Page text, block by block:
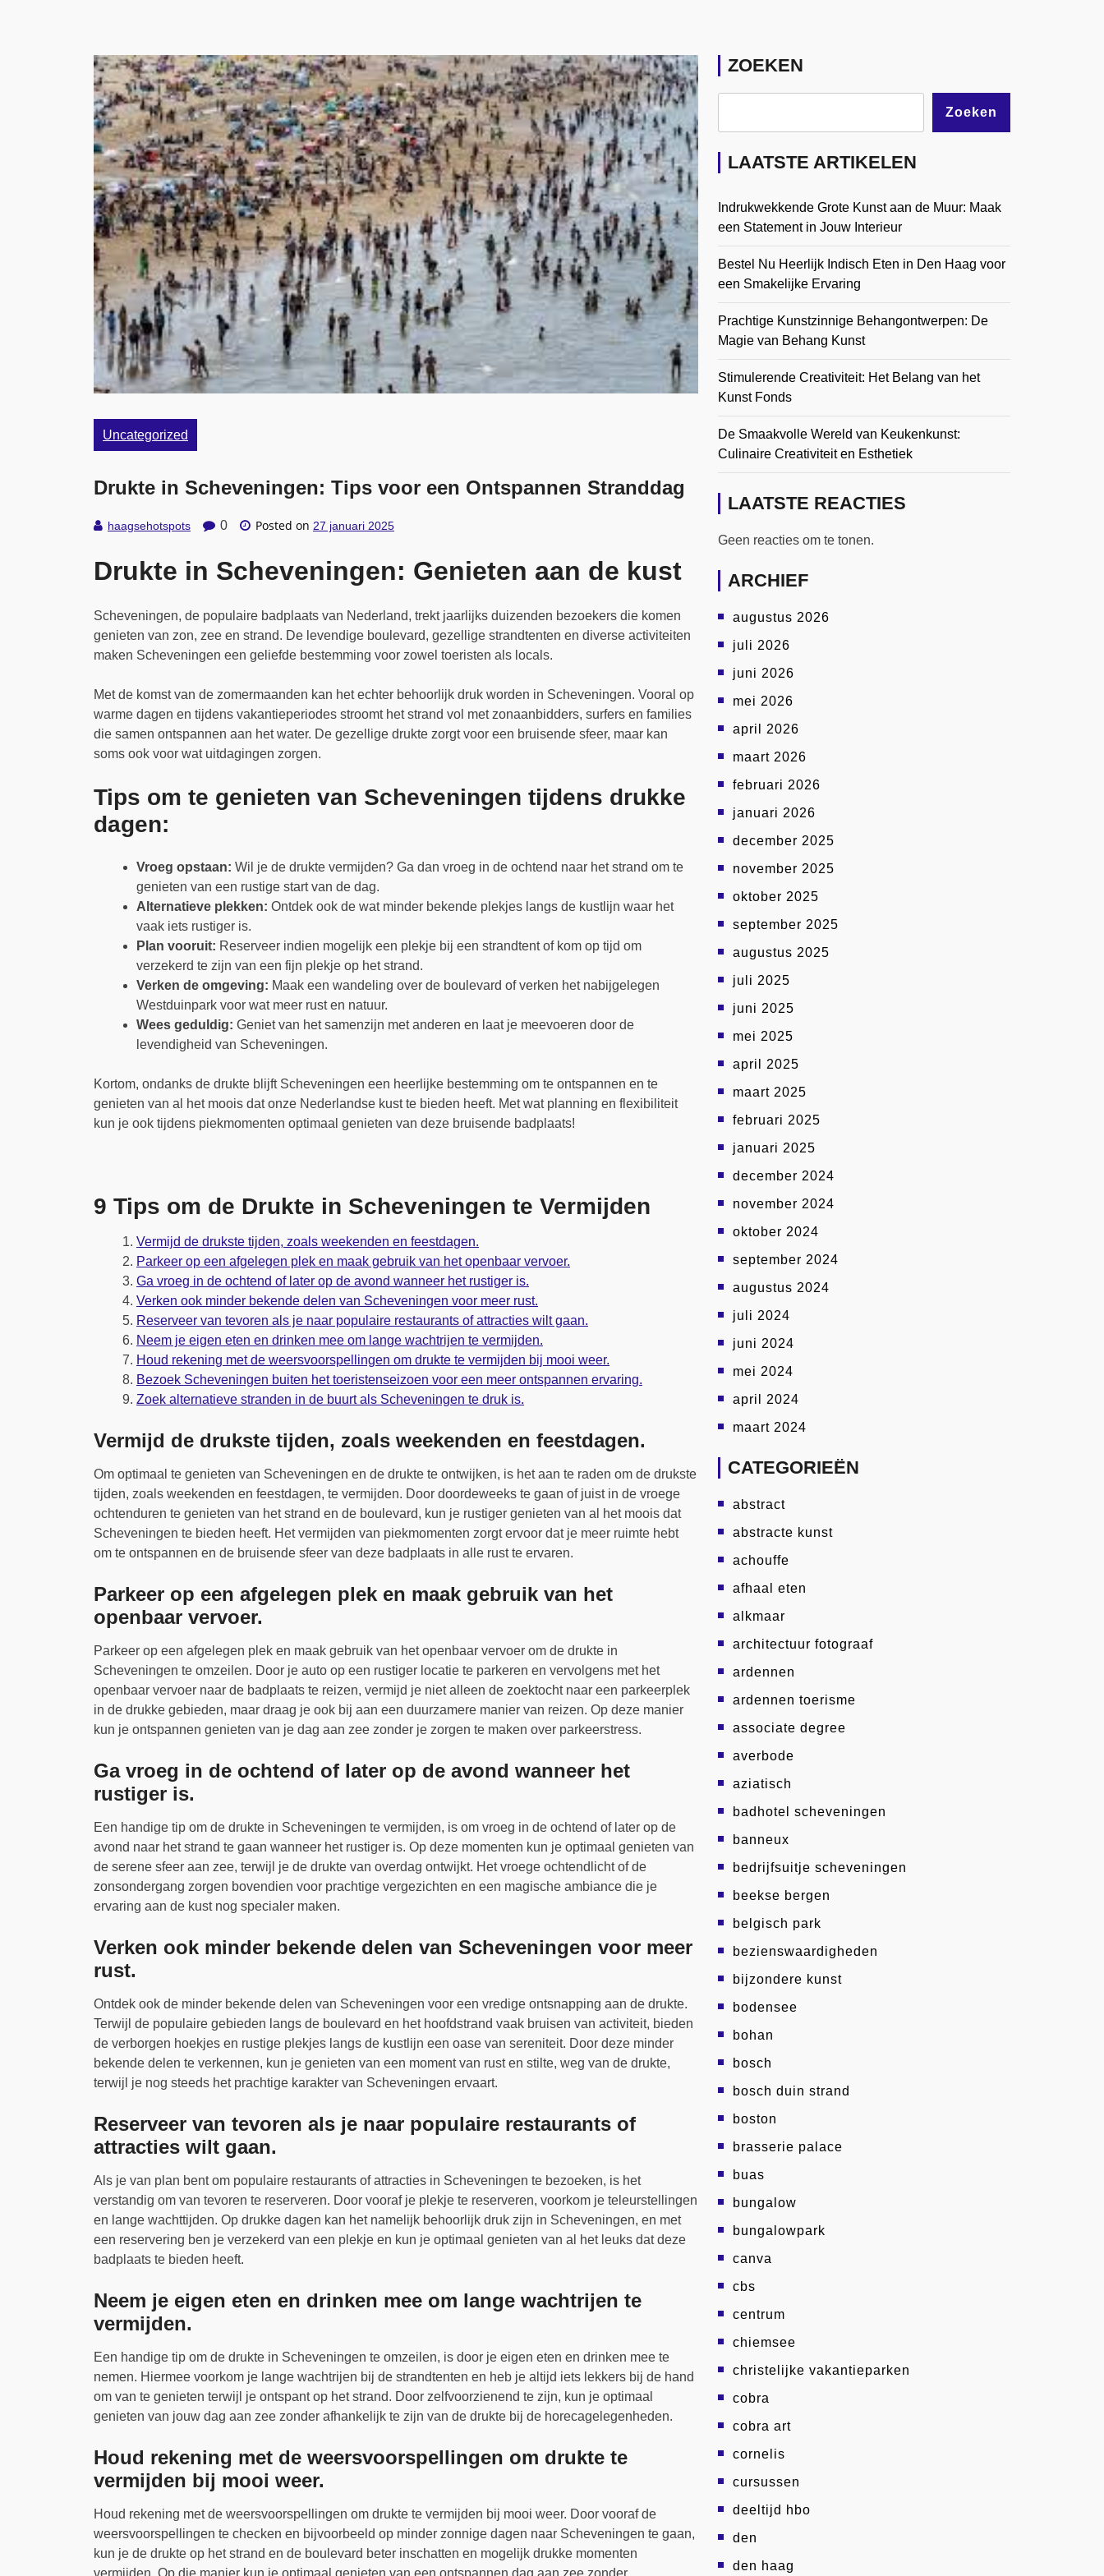
Uncategorized
Drukte in Scheveningen: Tips voor een Ontspannen Stranddag
haagsehotspots 0 Posted on 27 januari 2025
Drukte in Scheveningen: Genieten aan de kust
Scheveningen, de populaire badplaats van Nederland, trekt jaarlijks duizenden bezoekers die komen
genieten van zon, zee en strand. De levendige boulevard, gezellige strandtenten en diverse activiteiten
maken Scheveningen een geliefde bestemming voor zowel toeristen als locals.
Met de komst van de zomermaanden kan het echter behoorlijk druk worden in Scheveningen. Vooral op
warme dagen en tijdens vakantieperiodes stroomt het strand vol met zonaanbidders, surfers en families
die samen ontspannen aan het water. De gezellige drukte zorgt voor een bruisende sfeer, maar kan
soms ook voor wat uitdagingen zorgen.
Tips om te genieten van Scheveningen tijdens drukke
dagen:
Vroeg opstaan: Wil je de drukte vermijden? Ga dan vroeg in de ochtend naar het strand om te
genieten van een rustige start van de dag.
Alternatieve plekken: Ontdek ook de wat minder bekende plekjes langs de kustlijn waar het
vaak iets rustiger is.
Plan vooruit: Reserveer indien mogelijk een plekje bij een strandtent of kom op tijd om
verzekerd te zijn van een fijn plekje op het strand.
Verken de omgeving: Maak een wandeling over de boulevard of verken het nabijgelegen
Westduinpark voor wat meer rust en natuur.
Wees geduldig: Geniet van het samenzijn met anderen en laat je meevoeren door de
levendigheid van Scheveningen.
Kortom, ondanks de drukte blijft Scheveningen een heerlijke bestemming om te ontspannen en te
genieten van al het moois dat onze Nederlandse kust te bieden heeft. Met wat planning en flexibiliteit
kun je ook tijdens piekmomenten optimaal genieten van deze bruisende badplaats!
9 Tips om de Drukte in Scheveningen te Vermijden
Vermijd de drukste tijden, zoals weekenden en feestdagen.
Parkeer op een afgelegen plek en maak gebruik van het openbaar vervoer.
Ga vroeg in de ochtend of later op de avond wanneer het rustiger is.
Verken ook minder bekende delen van Scheveningen voor meer rust.
Reserveer van tevoren als je naar populaire restaurants of attracties wilt gaan.
Neem je eigen eten en drinken mee om lange wachtrijen te vermijden.
Houd rekening met de weersvoorspellingen om drukte te vermijden bij mooi weer.
Bezoek Scheveningen buiten het toeristenseizoen voor een meer ontspannen ervaring.
Zoek alternatieve stranden in de buurt als Scheveningen te druk is.
Vermijd de drukste tijden, zoals weekenden en feestdagen.
Om optimaal te genieten van Scheveningen en de drukte te ontwijken, is het aan te raden om de drukste
tijden, zoals weekenden en feestdagen, te vermijden. Door doordeweeks te gaan of juist in de vroege
ochtenduren te genieten van het strand en de boulevard, kun je rustiger genieten van al het moois dat
Scheveningen te bieden heeft. Het vermijden van piekmomenten zorgt ervoor dat je meer ruimte hebt
om te ontspannen en de bruisende sfeer van deze badplaats in alle rust te ervaren.
Parkeer op een afgelegen plek en maak gebruik van het
openbaar vervoer.
Parkeer op een afgelegen plek en maak gebruik van het openbaar vervoer om de drukte in
Scheveningen te omzeilen. Door je auto op een rustiger locatie te parkeren en vervolgens met het
openbaar vervoer naar de badplaats te reizen, vermijd je niet alleen de zoektocht naar een parkeerplek
in de drukke gebieden, maar draag je ook bij aan een duurzamere manier van reizen. Op deze manier
kun je ontspannen genieten van je dag aan zee zonder je zorgen te maken over parkeerstress.
Ga vroeg in de ochtend of later op de avond wanneer het
rustiger is.
Een handige tip om de drukte in Scheveningen te vermijden, is om vroeg in de ochtend of later op de
avond naar het strand te gaan wanneer het rustiger is. Op deze momenten kun je optimaal genieten van
de serene sfeer aan zee, terwijl je de drukte van overdag ontwijkt. Het vroege ochtendlicht of de
zonsondergang zorgen bovendien voor prachtige vergezichten en een magische ambiance die je
ervaring aan de kust nog specialer maken.
Verken ook minder bekende delen van Scheveningen voor meer
rust.
Ontdek ook de minder bekende delen van Scheveningen voor een vredige ontsnapping aan de drukte.
Terwijl de populaire gebieden langs de boulevard en het hoofdstrand vaak bruisen van activiteit, bieden
de verborgen hoekjes en rustige plekjes langs de kustlijn een oase van sereniteit. Door deze minder
bekende delen te verkennen, kun je genieten van een moment van rust en stilte, weg van de drukte,
terwijl je nog steeds het prachtige karakter van Scheveningen ervaart.
Reserveer van tevoren als je naar populaire restaurants of
attracties wilt gaan.
Als je van plan bent om populaire restaurants of attracties in Scheveningen te bezoeken, is het
verstandig om van tevoren te reserveren. Door vooraf je plekje te reserveren, voorkom je teleurstellingen
en lange wachttijden. Op drukke dagen kan het namelijk behoorlijk druk zijn in Scheveningen, en met
een reservering ben je verzekerd van een plekje en kun je optimaal genieten van al het leuks dat deze
badplaats te bieden heeft.
Neem je eigen eten en drinken mee om lange wachtrijen te
vermijden.
Een handige tip om de drukte in Scheveningen te omzeilen, is door je eigen eten en drinken mee te
nemen. Hiermee voorkom je lange wachtrijen bij de strandtenten en heb je altijd iets lekkers bij de hand
om van te genieten terwijl je ontspant op het strand. Door zelfvoorzienend te zijn, kun je optimaal
genieten van jouw dag aan zee zonder afhankelijk te zijn van de drukte bij de horecagelegenheden.
Houd rekening met de weersvoorspellingen om drukte te
vermijden bij mooi weer.
Houd rekening met de weersvoorspellingen om drukte te vermijden bij mooi weer. Door vooraf de
weersvoorspellingen te checken en bijvoorbeeld op minder zonnige dagen naar Scheveningen te gaan,
kun je de drukte op het strand en de boulevard beter inschatten en mogelijk drukke momenten
ZOEKEN
Zoeken
LAATSTE ARTIKELEN
Indrukwekkende Grote Kunst aan de Muur: Maak
een Statement in Jouw Interieur
Bestel Nu Heerlijk Indisch Eten in Den Haag voor
een Smakelijke Ervaring
Prachtige Kunstzinnige Behangontwerpen: De
Magie van Behang Kunst
Stimulerende Creativiteit: Het Belang van het
Kunst Fonds
De Smaakvolle Wereld van Keukenkunst:
Culinaire Creativiteit en Esthetiek
LAATSTE REACTIES
Geen reacties om te tonen.
ARCHIEF
augustus 2026
juli 2026
juni 2026
mei 2026
april 2026
maart 2026
februari 2026
januari 2026
december 2025
november 2025
oktober 2025
september 2025
augustus 2025
juli 2025
juni 2025
mei 2025
april 2025
maart 2025
februari 2025
januari 2025
december 2024
november 2024
oktober 2024
september 2024
augustus 2024
juli 2024
juni 2024
mei 2024
april 2024
maart 2024
CATEGORIEËN
abstract
abstracte kunst
achouffe
afhaal eten
alkmaar
architectuur fotograaf
ardennen
ardennen toerisme
associate degree
averbode
aziatisch
badhotel scheveningen
banneux
bedrijfsuitje scheveningen
beekse bergen
belgisch park
bezienswaardigheden
bijzondere kunst
bodensee
bohan
bosch
bosch duin strand
boston
brasserie palace
buas
bungalow
bungalowpark
canva
cbs
centrum
chiemsee
christelijke vakantieparken
cobra
cobra art
cornelis
cursussen
deeltijd hbo
den
den haag